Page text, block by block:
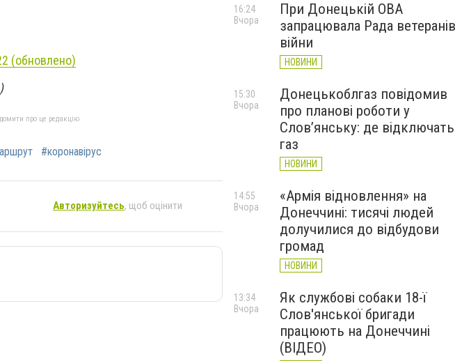
(обновлено)
про це редакцію
#коронавірус
Авторизуйтесь, щоб оцінити
При Донецькій ОВА
запрацювала Рада ветеранів
війни
НОВИНИ
16:24
Вчора
Донецькоблгаз повідомив
про планові роботи у
Слов’янську: де відключать
газ
НОВИНИ
15:30
Вчора
«Армія відновлення» на
Донеччині: тисячі людей
долучилися до відбудови
громад
НОВИНИ
14:55
Вчора
Як службові собаки 18-ї
Слов'янської бригади
працюють на Донеччині
(ВІДЕО)
13:34
Вчора